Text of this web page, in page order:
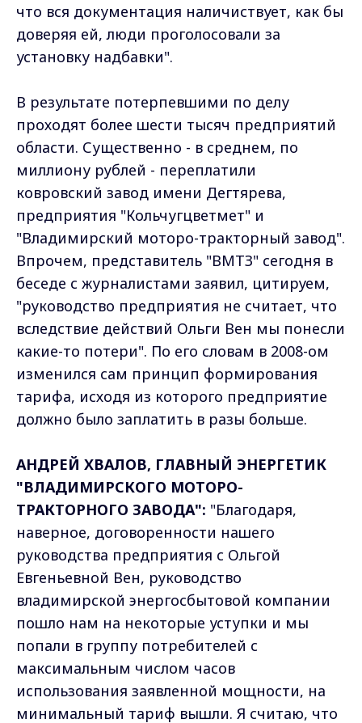
что вся документация наличиствует, как бы
доверяя ей, люди проголосовали за
установку надбавки".
В результате потерпевшими по делу
проходят более шести тысяч предприятий
области. Существенно - в среднем, по
миллиону рублей - переплатили
ковровский завод имени Дегтярева,
предприятия "Кольчугцветмет" и
"Владимирский моторо-тракторный завод".
Впрочем, представитель "ВМТЗ" сегодня в
беседе с журналистами заявил, цитируем,
"руководство предприятия не считает, что
вследствие действий Ольги Вен мы понесли
какие-то потери". По его словам в 2008-ом
изменился сам принцип формирования
тарифа, исходя из которого предприятие
должно было заплатить в разы больше.
АНДРЕЙ ХВАЛОВ, ГЛАВНЫЙ ЭНЕРГЕТИК
"ВЛАДИМИРСКОГО МОТОРО-
ТРАКТОРНОГО ЗАВОДА": "Благодаря,
наверное, договоренности нашего
руководства предприятия с Ольгой
Евгеньевной Вен, руководство
владимирской энергосбытовой компании
пошло нам на некоторые уступки и мы
попали в группу потребителей с
максимальным числом часов
использования заявленной мощности, на
минимальный тариф вышли. Я считаю, что